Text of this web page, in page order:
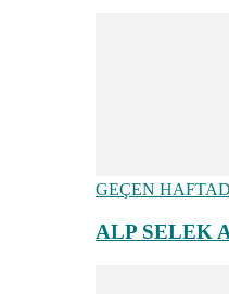
GEÇEN
ALP SELEK